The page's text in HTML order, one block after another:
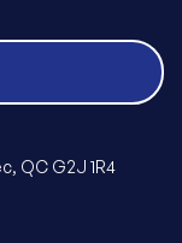
QC G2J 1R4